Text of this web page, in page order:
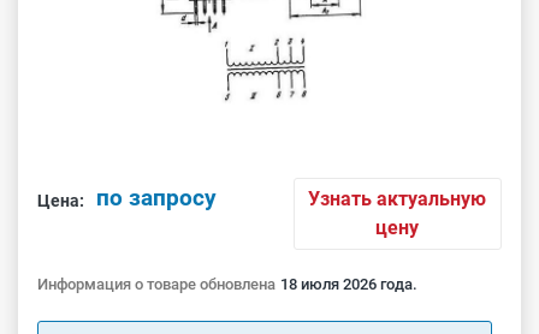
Цена: по запросу
Узнать актуальную
цену
Информация о товаре обновлена 18 июля 2026 года.